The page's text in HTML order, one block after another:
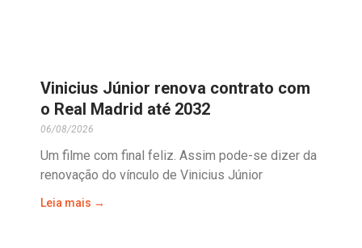
Vinicius Júnior renova contrato com
o Real Madrid até 2032
06/08/2026
Um filme com final feliz. Assim pode-se dizer da
renovação do vínculo de Vinicius Júnior
Leia mais →